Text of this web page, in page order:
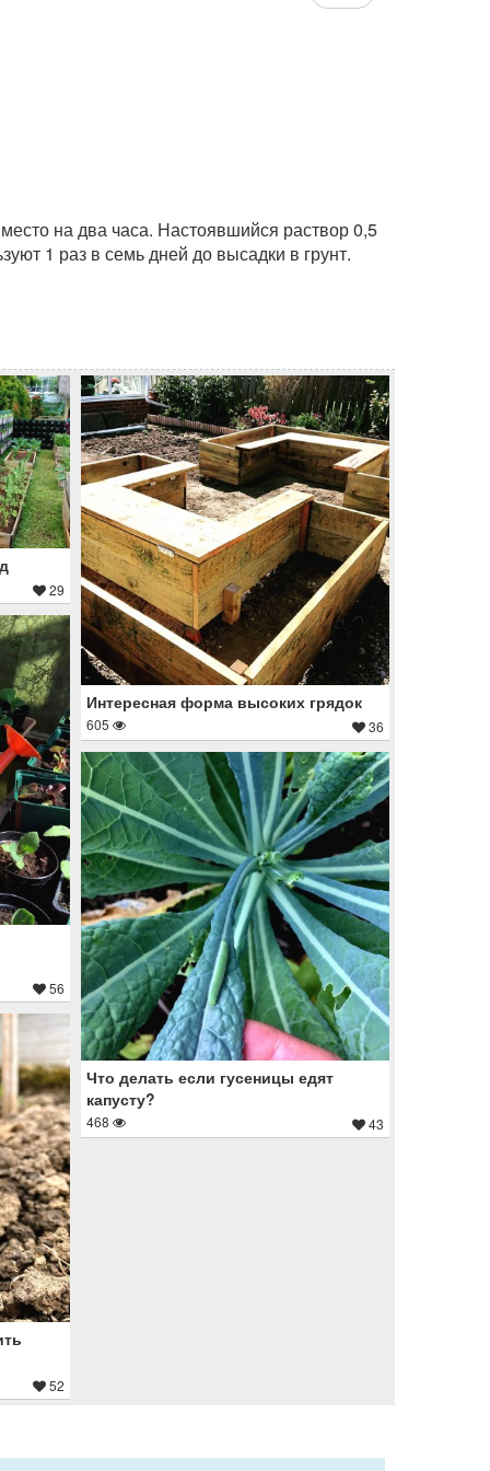
на два часа. Настоявшийся раствор 0,5
1 раз в семь дней до высадки в грунт.
29
Интересная форма высоких грядок
605 36
56
Что делать если гусеницы едят
капусту?
468 43
52